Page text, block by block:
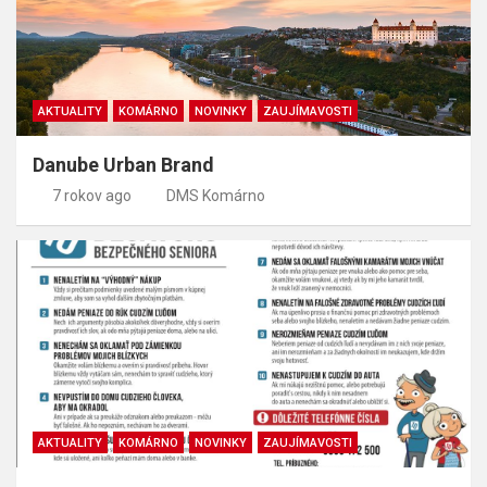
AKTUALITY KOMÁRNO NOVINKY ZAUJÍMAVOSTI
Danube Urban Brand
7 rokov ago DMS Komárno
AKTUALITY KOMÁRNO NOVINKY ZAUJÍMAVOSTI